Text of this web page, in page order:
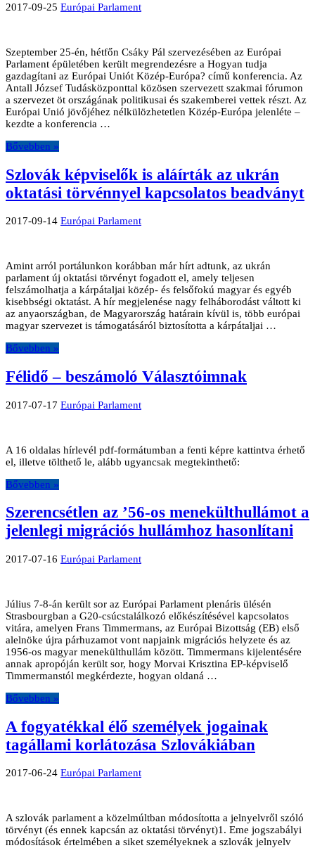
2017-09-25 Európai Parlament
Szeptember 25-én, hétfőn Csáky Pál szervezésében az Európai
Parlament épületében került megrendezésre a Hogyan tudja
gazdagítani az Európai Uniót Közép-Európa? című konferencia. Az
Antall József Tudásközponttal közösen szervezett szakmai fórumon
a szervezet öt országának politikusai és szakemberei vettek részt. Az
Európai Unió jövőjéhez nélkülözhetetlen Közép-Európa jelenléte –
kezdte a konferencia …
Bővebben »
Szlovák képviselők is aláírták az ukrán
oktatási törvénnyel kapcsolatos beadványt
2017-09-14 Európai Parlament
Amint arról portálunkon korábban már hírt adtunk, az ukrán
parlament új oktatási törvényt fogadott el, amely teljesen
felszámolhatja a kárpátaljai közép- és felsőfokú magyar és egyéb
kisebbségi oktatást. A hír megjelenése nagy felháborodást váltott ki
az anyaországban, de Magyarország határain kívül is, több európai
magyar szervezet is támogatásáról biztosította a kárpátaljai …
Bővebben »
Félidő – beszámoló Választóimnak
2017-07-17 Európai Parlament
A 16 oldalas hírlevél pdf-formátumban a fenti képre kattintva érhető
el, illetve tölthető le, alább ugyancsak megtekinthető:
Bővebben »
Szerencsétlen az ’56-os menekülthullámot a
jelenlegi migrációs hullámhoz hasonlítani
2017-07-16 Európai Parlament
Július 7-8-án került sor az Európai Parlament plenáris ülésén
Strasbourgban a G20-csúcstalálkozó előkészítésével kapcsolatos
vitára, amelyen Frans Timmermans, az Európai Bizottság (EB) első
alelnöke újra párhuzamot vont napjaink migrációs helyzete és az
1956-os magyar menekülthullám között. Timmermans kijelentésére
annak apropóján került sor, hogy Morvai Krisztina EP-képviselő
Timmermanstól megkérdezte, hogyan oldaná …
Bővebben »
A fogyatékkal élő személyek jogainak
tagállami korlátozása Szlovákiában
2017-06-24 Európai Parlament
A szlovák parlament a közelmúltban módosította a jelnyelvről szóló
törvényt (és ennek kapcsán az oktatási törvényt)1. Eme jogszabályi
módosítások értelmében a siket személyeknek a szlovák jelnyelv